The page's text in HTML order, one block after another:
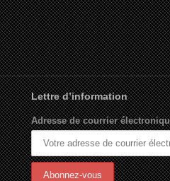
Lettre d’information
Adresse de courrier